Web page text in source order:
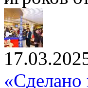
«Сделано